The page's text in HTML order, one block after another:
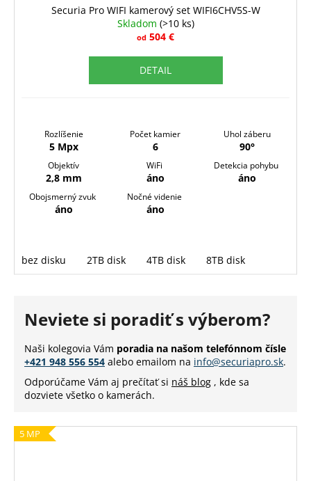
Securia Pro WIFI kamerový set WIFI6CHV5S-W
Skladom (>10 ks)
od 504 €
DETAIL
Rozlíšenie
5 Mpx
Počet kamier
6
Uhol záberu
90°
Objektív
2,8 mm
WiFi
áno
Detekcia pohybu
áno
Obojsmerný zvuk
áno
Nočné videnie
áno
bez disku 2TB disk 4TB disk 8TB disk
Neviete si poradiť s výberom?
Naši kolegovia Vám poradia na našom telefónnom čísle
+421 948 556 554 alebo emailom na info@securiapro.sk.
Odporúčame Vám aj prečítať si náš blog , kde sa
dozviete všetko o kamerách.
5 MP